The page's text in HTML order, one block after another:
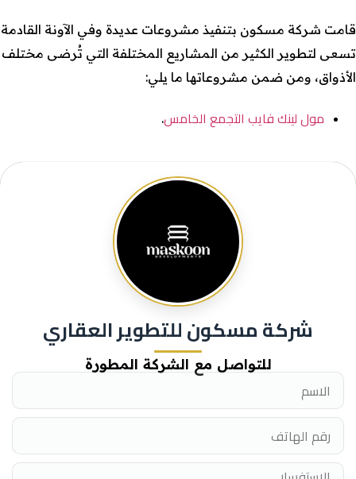
قامت شركة مسكون بتنفيذ مشروعات عديدة وفي الآونة القادمة
تسعى لتطوير الكثير من المشاريع المختلفة التي تُرضى مختلف
الأذواق، ومن ضمن مشروعاتها ما يلي:
مول لينك فايب التجمع الخامس.
شركة مسكون للتطوير العقاري
للتواصل مع الشركة المطورة